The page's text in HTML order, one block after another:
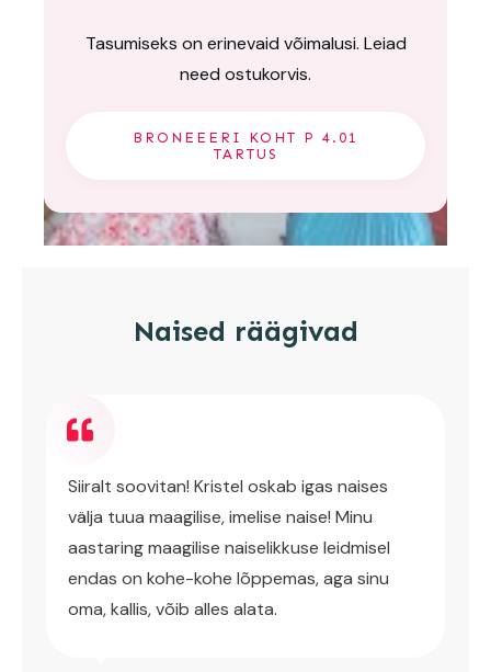
Tasumiseks on erinevaid võimalusi. Leiad
need ostukorvis.
BRONEEERI KOHT P 4.01
TARTUS
Naised räägivad
Siiralt soovitan! Kristel oskab igas naises
välja tuua maagilise, imelise naise! Minu
aastaring maagilise naiselikkuse leidmisel
endas on kohe-kohe lõppemas, aga sinu
oma, kallis, võib alles alata.